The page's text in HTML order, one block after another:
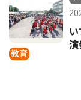
教育
演